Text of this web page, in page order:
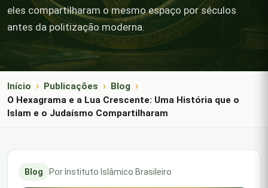
eles compartilharam o mesmo espaço por séculos
antes da politização moderna.
Início Publicações
Blog
O Hexagrama e a Lua Crescente: Uma História que o
Islam e o Judaísmo Compartilharam
Blog Por Instituto Islâmico Brasileiro